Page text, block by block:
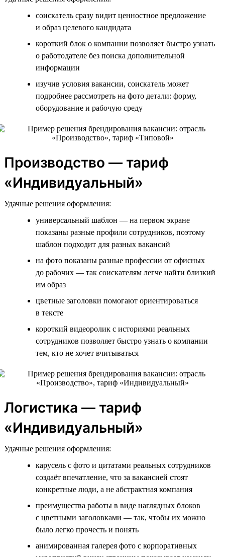
соискатель сразу видит ценностное предложение
и образ целевого кандидата
короткий блок о компании позволяет быстро узнать
о работодателе без поиска дополнительной
информации
изучив условия вакансии, соискатель может
подробнее рассмотреть на фото детали: форму,
оборудование и рабочую среду
Производство — тариф
«Индивидуальный»
Удачные решения оформления:
универсальный шаблон — на первом экране
показаны разные профили сотрудников, поэтому
шаблон подходит для разных вакансий
на фото показаны разные профессии от офисных
до рабочих — так соискателям легче найти близкий
им образ
цветные заголовки помогают ориентироваться
в тексте
короткий видеоролик с историями реальных
сотрудников позволяет быстро узнать о компании
тем, кто не хочет вчитываться
Логистика — тариф
«Индивидуальный»
Удачные решения оформления:
карусель с фото и цитатами реальных сотрудников
создаёт впечатление, что за вакансией стоят
конкретные люди, а не абстрактная компания
преимущества работы в виде наглядных блоков
с цветными заголовками — так, чтобы их можно
было легко прочесть и понять
анимированная галерея фото с корпоративных